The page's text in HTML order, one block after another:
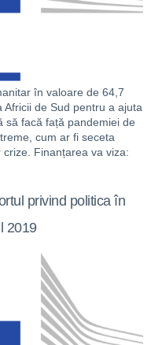
în valoare de 64,7
Africii de Sud pentru a ajuta
să facă față pandemiei de
cum ar fi seceta
Finanțarea va viza:
privind politica în
2019